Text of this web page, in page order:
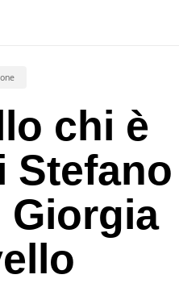
chi è
Stefano
Giorgia